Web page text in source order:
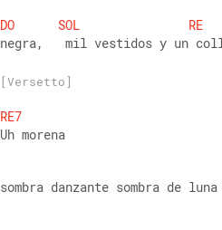
DO
SOL
RE
negra,   mil vestidos y un
[Versetto]
RE7
Uh morena
sombra danzante sombra de